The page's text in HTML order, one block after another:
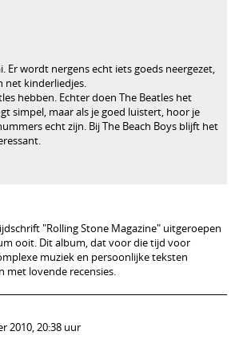
Er wordt nergens echt iets goeds neergezet,
net kinderliedjes.
hebben. Echter doen The Beatles het
simpel, maar als je goed luistert, hoor je
echt zijn. Bij The Beach Boys blijft het
"Rolling Stone Magazine" uitgeroepen
ooit. Dit album, dat voor die tijd voor
muziek en persoonlijke teksten
met lovende recensies.
2010, 20:38 uur